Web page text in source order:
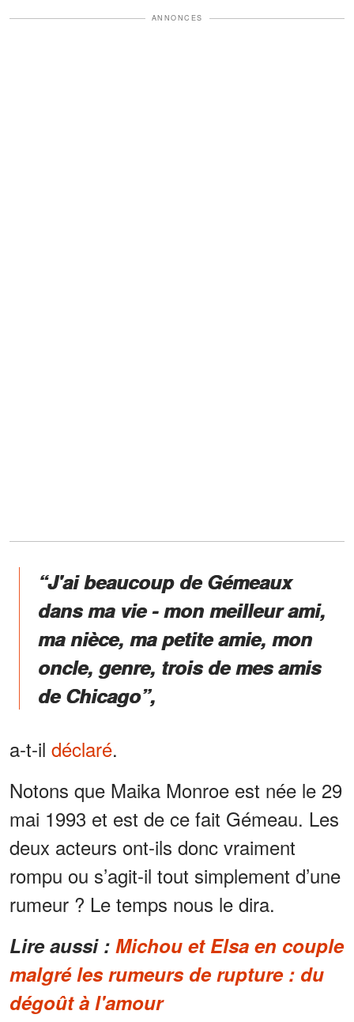
chose »
ANNONCES
“J'ai beaucoup de Gémeaux
dans ma vie - mon meilleur ami,
ma nièce, ma petite amie, mon
oncle, genre, trois de mes amis
de Chicago”,
a-t-il déclaré.
Notons que Maika Monroe est née le 29
mai 1993 et est de ce fait Gémeau. Les
deux acteurs ont-ils donc vraiment
rompu ou s’agit-il tout simplement d’une
rumeur ? Le temps nous le dira.
Lire aussi : Michou et Elsa en couple
malgré les rumeurs de rupture : du
dégoût à l'amour